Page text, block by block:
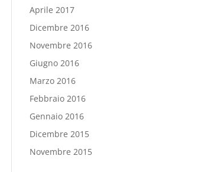
Aprile 2017
Dicembre 2016
Novembre 2016
Giugno 2016
Marzo 2016
Febbraio 2016
Gennaio 2016
Dicembre 2015
Novembre 2015